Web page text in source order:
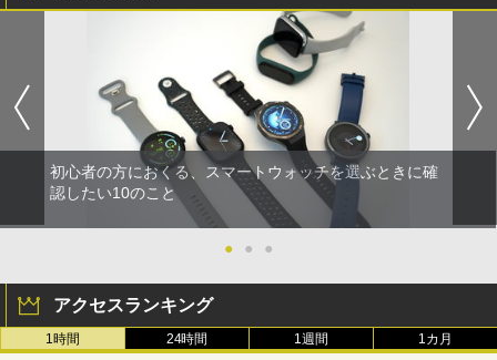
初心者の方におくる、スマートウォッチを選ぶときに確
認したい10のこと
● ● ●
アクセスランキング
1時間 24時間 1週間 1カ月